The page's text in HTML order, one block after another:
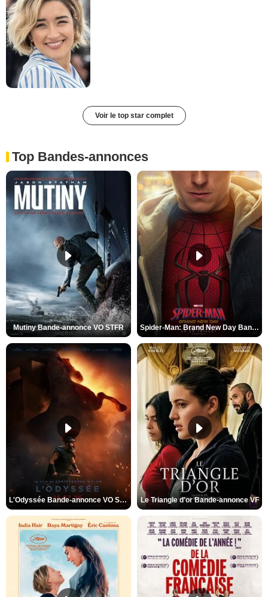
Voir le top star complet
Top Bandes-annonces
Mutiny Bande-annonce VO STFR Spider-Man: Brand New Day Bande-annonce VO STFR
L'Odyssée Bande-annonce VO STFR Le Triangle d'or Bande-annonce VF